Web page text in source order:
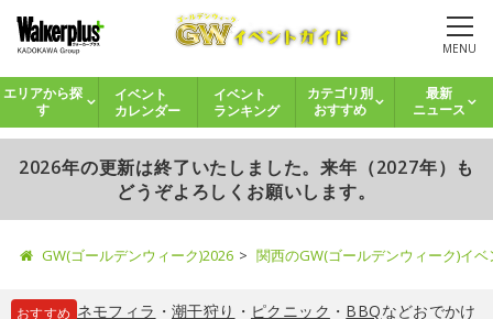
MENU
エリアから探
す
イベント
カレンダー
イベント
ランキング
カテゴリ別
おすすめ
最新
ニュース
2026年の更新は終了いたしました。来年（2027年）も
どうぞよろしくお願いします。
GW(ゴールデンウィーク)2026 関西のGW(ゴールデンウィーク)イ
おすすめ ネモフィラ ・ 潮干狩り ・ ピクニック ・ BBQなどおでかけ